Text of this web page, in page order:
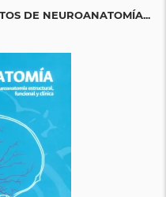
DE NEUROANATOMÍA...